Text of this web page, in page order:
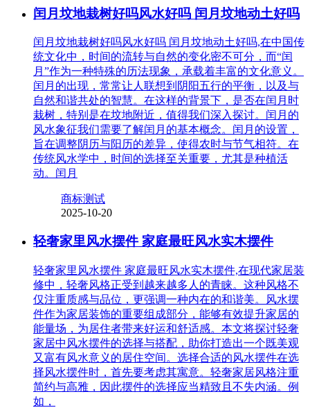
闰月坟地栽树好吗风水好吗 闰月坟地动土好吗
闰月坟地栽树好吗风水好吗 闰月坟地动土好吗,在中国传
统文化中，时间的流转与自然的变化密不可分，而“闰
月”作为一种特殊的历法现象，承载着丰富的文化意义。
闰月的出现，常常让人联想到阴阳五行的平衡，以及与
自然和谐共处的智慧。在这样的背景下，是否在闰月时
栽树，特别是在坟地附近，值得我们深入探讨。闰月的
风水象征我们需要了解闰月的基本概念。闰月的设置，
旨在调整阴历与阳历的差异，使得农时与节气相符。在
传统风水学中，时间的选择至关重要，尤其是种植活
动。闰月
商标测试
2025-10-20
轻奢家里风水摆件 家庭最旺风水实木摆件
轻奢家里风水摆件 家庭最旺风水实木摆件,在现代家居装
修中，轻奢风格正受到越来越多人的青睐。这种风格不
仅注重质感与品位，更强调一种内在的和谐美。风水摆
件作为家居装饰的重要组成部分，能够有效提升家居的
能量场，为居住者带来好运和舒适感。本文将探讨轻奢
家居中风水摆件的选择与搭配，助你打造出一个既美观
又富有风水意义的居住空间。选择合适的风水摆件在选
择风水摆件时，首先要考虑其寓意。轻奢家居风格注重
简约与高雅，因此摆件的选择应当精致且不失内涵。例
如，